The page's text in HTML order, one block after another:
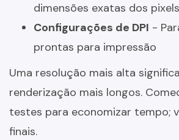
dimensões exatas dos pixels
Configurações de DPI -
prontas para impressão
Uma resolução mais alta
renderização mais longos.
testes para economizar tempo;
finais.